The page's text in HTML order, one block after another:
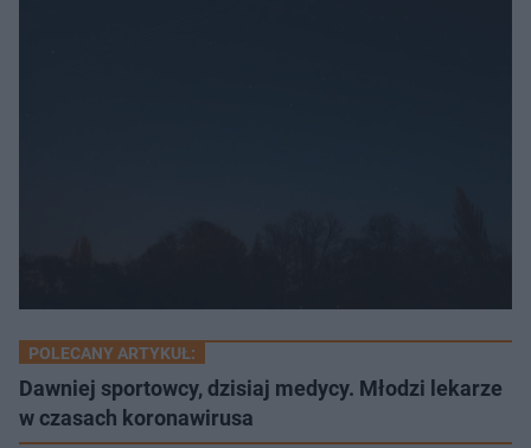
POLECANY ARTYKUŁ:
Dawniej sportowcy, dzisiaj medycy. Młodzi lekarze
w czasach koronawirusa